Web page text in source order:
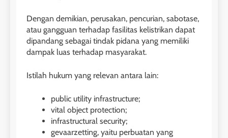
Dengan demikian, perusakan, pencurian, sabotase,
atau gangguan terhadap fasilitas kelistrikan dapat
dipandang sebagai tindak pidana yang memiliki
dampak luas terhadap masyarakat.
Istilah hukum yang relevan antara lain:
public utility infrastructure;
vital object protection;
infrastructural security;
gevaarzetting, yaitu perbuatan yang